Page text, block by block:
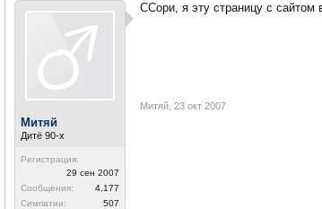
Митяй
Дитё 90-х
Регистрация:
29 сен 2007
Сообщения:
4,177
Симпатии:
507
ССори, я эту страницу с
Митяй 23 окт 2007